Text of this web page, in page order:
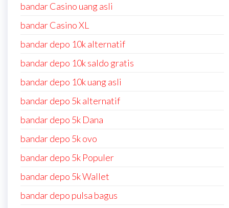
bandar Casino uang asli
bandar Casino XL
bandar depo 10k alternatif
bandar depo 10k saldo gratis
bandar depo 10k uang asli
bandar depo 5k alternatif
bandar depo 5k Dana
bandar depo 5k ovo
bandar depo 5k Populer
bandar depo 5k Wallet
bandar depo pulsa bagus